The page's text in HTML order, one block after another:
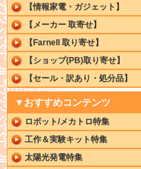
【情報家電・ガジェット】
【メーカー 取寄せ】
【Farnell 取り寄せ】
【ショップ(PB)取り寄せ】
【セール・訳あり・処分品】
▼おすすめコンテンツ
ロボット/メカトロ特集
工作＆実験キット特集
太陽光発電特集